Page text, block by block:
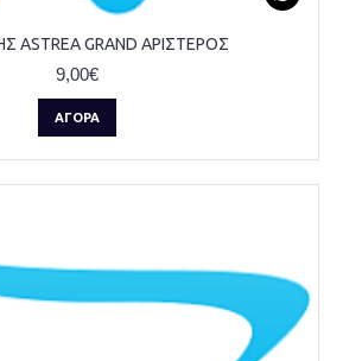
ASTREA GRAND ΑΡΙΣΤΕΡΟΣ
9,00€
ΑΓΟΡΆ